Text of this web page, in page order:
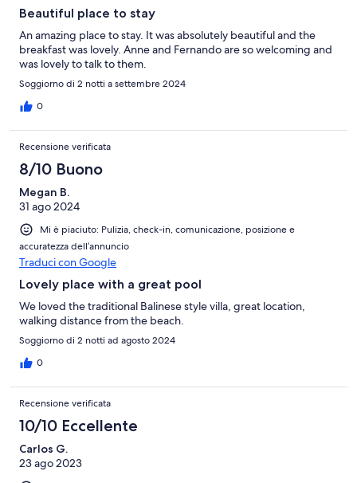
Beautiful place to stay
An amazing place to stay. It was absolutely beautiful and the
breakfast was lovely. Anne and Fernando are so welcoming and
was lovely to talk to them.
Soggiorno di 2 notti a settembre 2024
0
Recensione verificata
8/10 Buono
Megan B.
31 ago 2024
Mi è piaciuto: Pulizia, check-in, comunicazione, posizione e
accuratezza dell’annuncio
Traduci con Google
Lovely place with a great pool
We loved the traditional Balinese style villa, great location,
walking distance from the beach.
Soggiorno di 2 notti ad agosto 2024
0
Recensione verificata
10/10 Eccellente
Carlos G.
23 ago 2023